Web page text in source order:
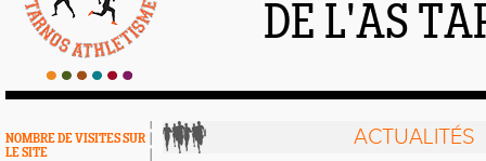
DE L'AS
NOMBRE DE VISITES SUR
LE SITE
ACTUALITÉS